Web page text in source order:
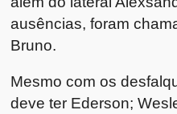
ausências, foram
Bruno.
Mesmo com os
deve ter Ederson;